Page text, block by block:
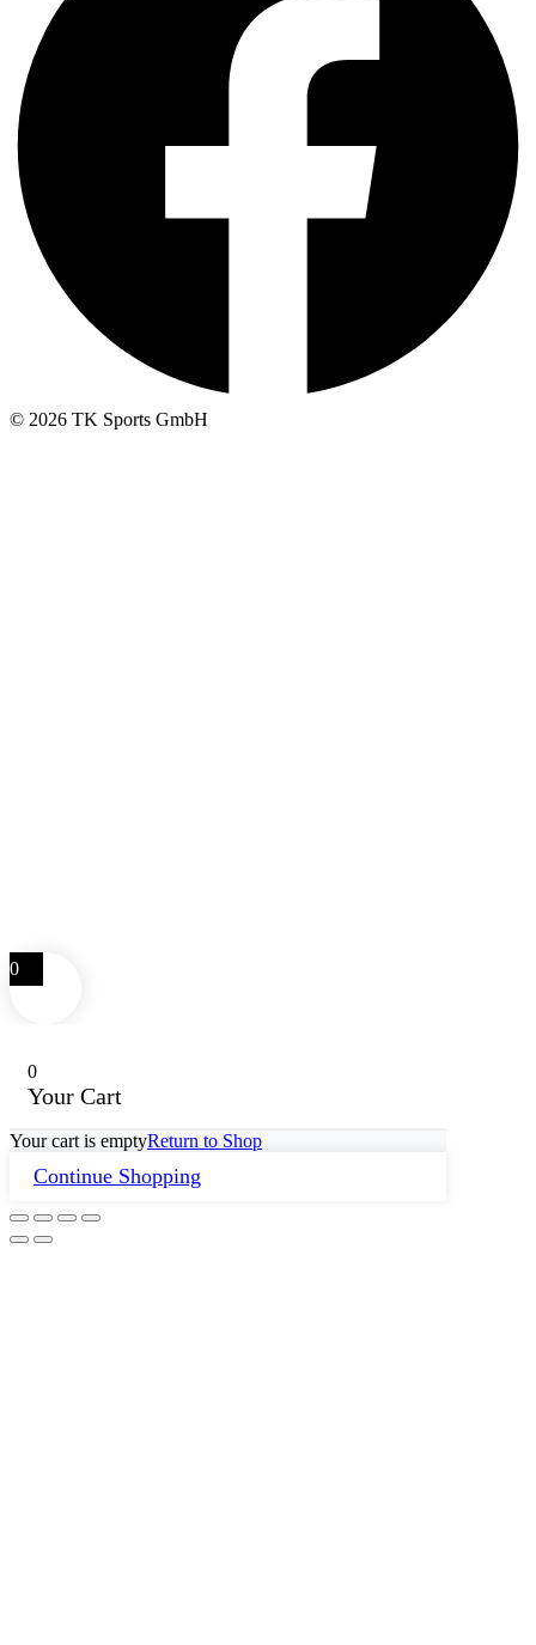
© 2026 TK Sports GmbH
0
0
Your Cart
Your cart is emptyReturn to Shop
Continue Shopping